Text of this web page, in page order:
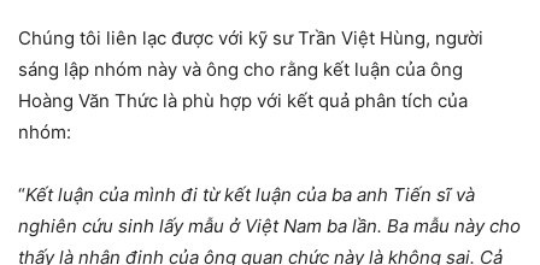
Chúng tôi liên lạc được với kỹ sư Trần Việt Hùng, người
sáng lập nhóm này và ông cho rằng kết luận của ông
Hoàng Văn Thức là phù hợp với kết quả phân tích của
nhóm:
“Kết luận của mình đi từ kết luận của ba anh Tiến sĩ và
nghiên cứu sinh lấy mẫu ở Việt Nam ba lần. Ba mẫu này cho
thấy là nhận định của ông quan chức này là không sai. Cả